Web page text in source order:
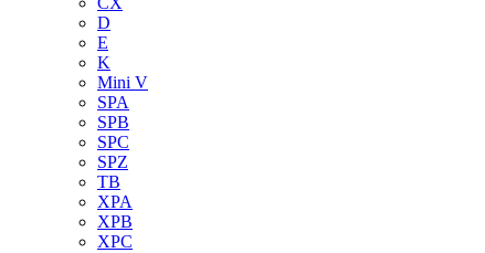
D
E
K
Mini V
SPA
SPB
SPC
SPZ
TB
XPA
XPB
XPC